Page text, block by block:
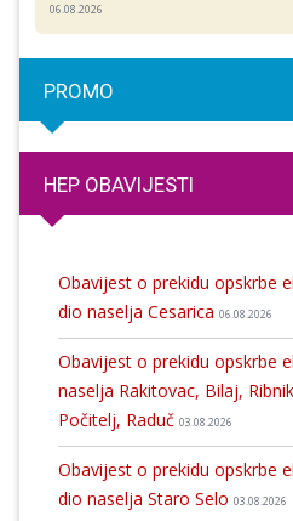
06.08.2026
PROMO
HEP OBAVIJESTI
Obavijest o prekidu opskrbe
dio naselja Cesarica 06.08.2026
Obavijest o prekidu opskrbe
naselja Rakitovac, Bilaj,
Počitelj, Raduč 03.08.2026
Obavijest o prekidu opskrbe
dio naselja Staro Selo 03.08.2026